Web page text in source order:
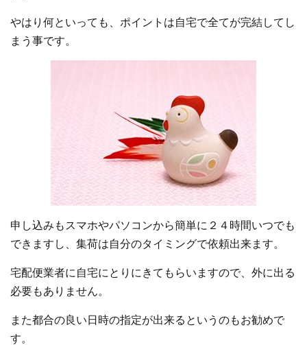
やはり何といっても、ポイントは自宅で全てが完結してし
まう事です。
申し込みもスマホやパソコンから簡単に２４時間いつでも
できますし、集荷は自分のタイミングで依頼出来ます。
宅配便業者に自宅にとりにきてもらいますので、外に出る
必要もありません。
また都合の良い日時の指定が出来るというのもお勧めで
す。